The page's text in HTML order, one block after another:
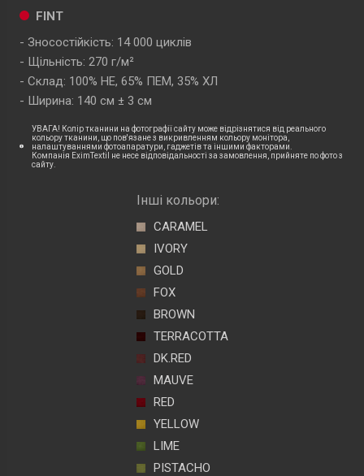
FINT
Зносостійкість: 14 000 циклів
Щільність: 270 г/м²
Склад: 100% НЕ, 65% ПЕМ, 35% ХЛ
Ширина: 140 см ± 3 см
УВАГА! Колір тканини на фотографії сайту може відрізнятися від реального
кольору тканини, що пов'язане з викривленням кольору монітора,
налаштуваннями фотоапаратури, гаджетів та іншими факторами.
Компанія EximTextil не несе відповідальності за замовлення, прийняте по фото з
сайту.
Інші кольори:
CARAMEL
IVORY
GOLD
FOX
BROWN
TERRACOTTA
DK.RED
MAUVE
RED
YELLOW
LIME
PISTACHO